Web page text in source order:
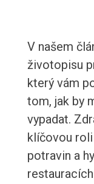
V našem
životopisu
který vám
tom, jak by
vypadat.
klíčovou
potravin a